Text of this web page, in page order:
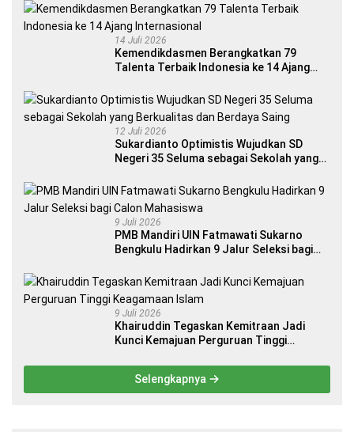
14 Juli 2026
Kemendikdasmen Berangkatkan 79
Talenta Terbaik Indonesia ke 14 Ajang
12 Juli 2026
Sukardianto Optimistis Wujudkan SD
Negeri 35 Seluma sebagai Sekolah yang
9 Juli 2026
PMB Mandiri UIN Fatmawati Sukarno
Bengkulu Hadirkan 9 Jalur Seleksi bagi
9 Juli 2026
Khairuddin Tegaskan Kemitraan Jadi
Kunci Kemajuan Perguruan Tinggi
Selengkapnya